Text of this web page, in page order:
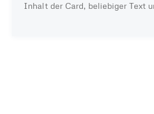
Inhalt der Card, beliebiger Text